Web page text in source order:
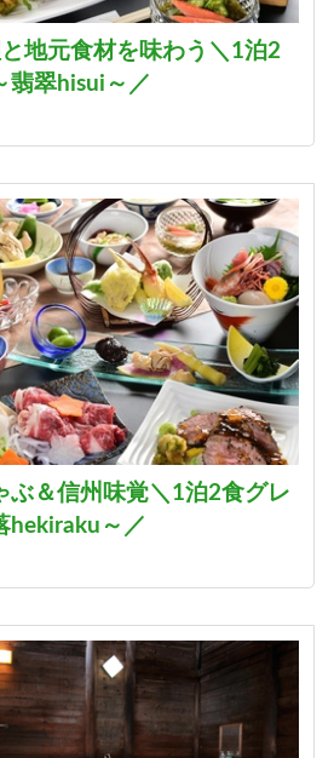
地元食材を味わう＼1泊2
翡翠hisui～／
ぶ＆信州味覚＼1泊2食グレ
hekiraku～／